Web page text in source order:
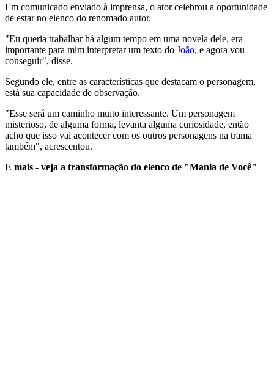
Em comunicado enviado à imprensa, o ator celebrou a oportunidade
de estar no elenco do renomado autor.
"Eu queria trabalhar há algum tempo em uma novela dele, era
importante para mim interpretar um texto do João, e agora vou
conseguir", disse.
Segundo ele, entre as características que destacam o personagem,
está sua capacidade de observação.
"Esse será um caminho muito interessante. Um personagem
misterioso, de alguma forma, levanta alguma curiosidade, então
acho que isso vai acontecer com os outros personagens na trama
também", acrescentou.
E mais - veja a transformação do elenco de "Mania de Você"